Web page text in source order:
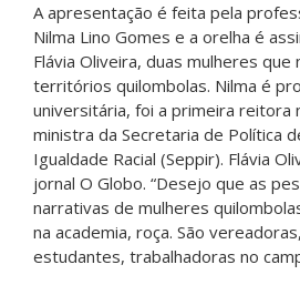
A apresentação é feita pela
Nilma Lino Gomes e a orelha é
Flávia Oliveira, duas mulheres que
territórios quilombolas. Nilma é
universitária, foi a primeira reitora
ministra da Secretaria de Política
Igualdade Racial (Seppir). Flávia
jornal O Globo. “Desejo que as
narrativas de mulheres
na academia, roça. São
estudantes, trabalhadoras no